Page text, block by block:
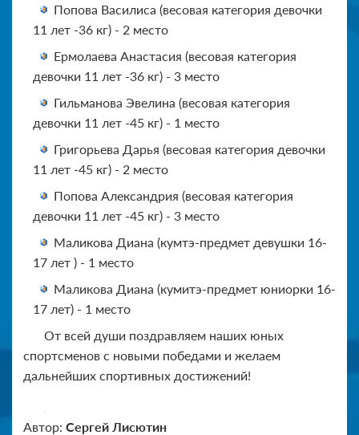
Попова Василиса (весовая категория девочки
11 лет -36 кг) - 2 место
Ермолаева Анастасия (весовая категория
девочки 11 лет -36 кг) - 3 место
Гильманова Эвелина (весовая категория
девочки 11 лет -45 кг) - 1 место
Григорьева Дарья (весовая категория девочки
11 лет -45 кг) - 2 место
Попова Александрия (весовая категория
девочки 11 лет -45 кг) - 3 место
Маликова Диана (кумтэ-предмет девушки 16-
17 лет ) - 1 место
Маликова Диана (кумитэ-предмет юниорки 16-
17 лет) - 1 место
От всей души поздравляем наших юных
спортсменов с новыми победами и желаем
дальнейших спортивных достижений!
Автор: Сергей Лисютин